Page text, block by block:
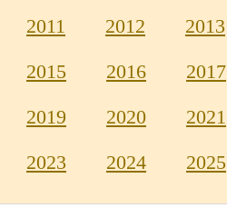
2011
2012 2013
2015
2016 2017
2019
2020 2021
2023
2024 2025